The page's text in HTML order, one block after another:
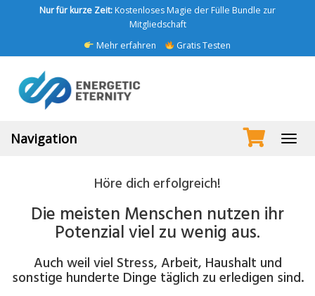
Nur für kurze Zeit:Kostenloses Magie der Fülle Bundle zur
Mitgliedschaft
Mehr erfahren
Gratis Testen
Navigation
Höre dich erfolgreich!
Die meisten Menschen nutzen ihr
Potenzial viel zu wenig aus.
Auch weil viel Stress, Arbeit, Haushalt und
sonstige hunderte Dinge täglich zu erledigen sind.